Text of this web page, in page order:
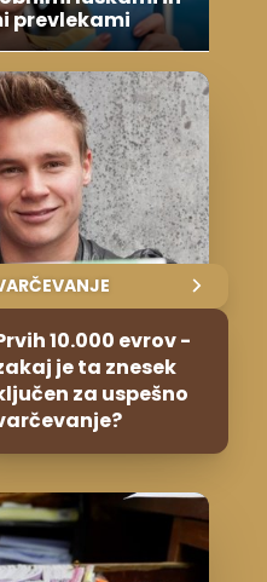
prevlekami
10.000 evrov -
je ta znesek
za uspešno